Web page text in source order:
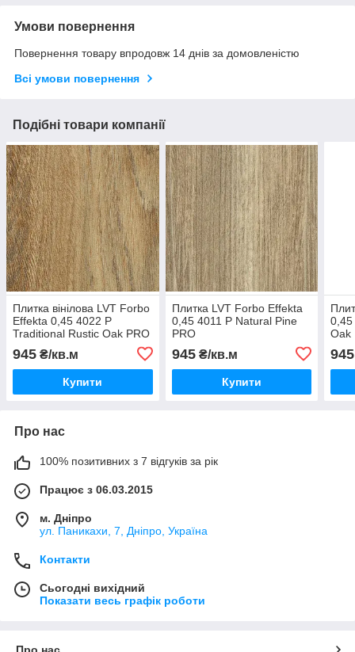
Умови повернення
Повернення товару впродовж 14 днів за домовленістю
Всі умови повернення
Подібні товари компанії
Плитка вінілова LVT Forbo
Effekta 0,45 4022 P
Traditional Rustic Oak PRO
945 ₴/кв.м
Купити
Плитка LVT Forbo Effekta
0,45 4011 P Natural Pine
PRO
945₴/кв.м
Купити
0,45
Oak
945
Про нас
100% позитивних з 7 відгуків за рік
Працює з 06.03.2015
м. Дніпро
ул. Паникахи, 7, Дніпро, Україна
Контакти
Сьогодні вихідний
Показати весь графік роботи